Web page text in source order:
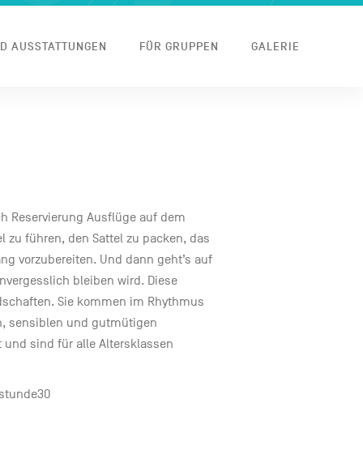
AUSSTATTUNGEN FÜR GRUPPEN GALERIE
Reservierung Ausflüge auf dem
zu führen, den Sattel zu packen, das
vorzubereiten. Und dann geht’s auf
bleiben wird. Diese
Sie kommen im Rhythmus
sensiblen und gutmütigen
und sind für alle Altersklassen